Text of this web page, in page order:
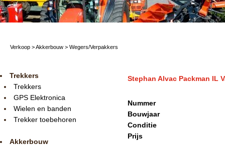
Verkoop >Akkerbouw > Wegers/Verpakkers
Trekkers
Trekkers
GPS Elektronica
Wielen en banden
Trekker toebehoren
Akkerbouw
Stephan Alvac Packman IL
Nummer
Bouwjaar
Conditie
Prijs